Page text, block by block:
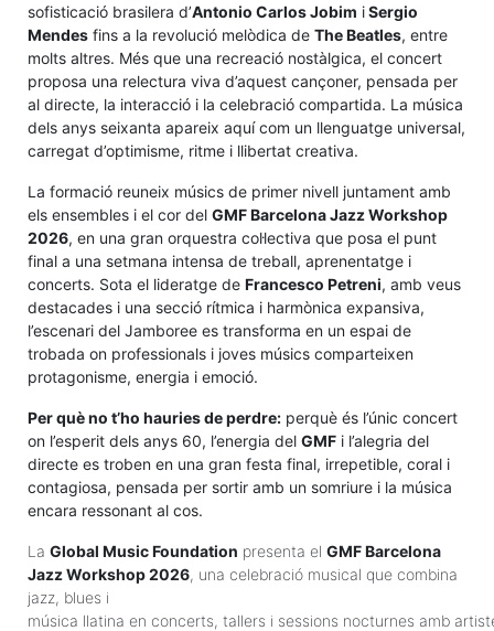
sofisticació brasilera d’Antonio Carlos Jobim iSergio
Mendes fins a la revolució melòdica de The Beatles, entre
molts altres. Més que una recreació nostàlgica, el concert
proposa una relectura viva d’aquest cançoner, pensada per
al directe, la interacció i la celebració compartida. La música
dels anys seixanta apareix aquí com un llenguatge universal,
carregat d’optimisme, ritme i llibertat creativa.
La formació reuneix músics de primer nivell juntament amb
els ensembles i el cor del GMF Barcelona Jazz Workshop
2026, en una gran orquestra col·lectiva que posa el punt
final a una setmana intensa de treball, aprenentatge i
concerts. Sota el lideratge de Francesco Petreni, amb veus
destacades i una secció rítmica i harmònica expansiva,
l’escenari del Jamboree es transforma en un espai de
trobada on professionals i joves músics comparteixen
protagonisme, energia i emoció.
Per què no t’ho hauries de perdre: perquè és l’únic concert
on l’esperit dels anys 60, l’energia del GMF i l’alegria del
directe es troben en una gran festa final, irrepetible, coral i
contagiosa, pensada per sortir amb un somriure i la música
encara ressonant al cos.
La Global Music Foundation presenta el GMF Barcelona
Jazz Workshop 2026, una celebració musical que combina
jazz, blues i
música llatina en concerts, tallers i sessions nocturnes amb